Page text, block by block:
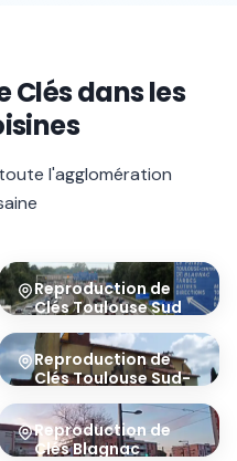
Clésdans les
l'agglomération
Reproduction de
ClésToulouse Sud
31100
Reproduction de
ClésToulouse Sud-
31400
Reproduction de
ClésBlagnac